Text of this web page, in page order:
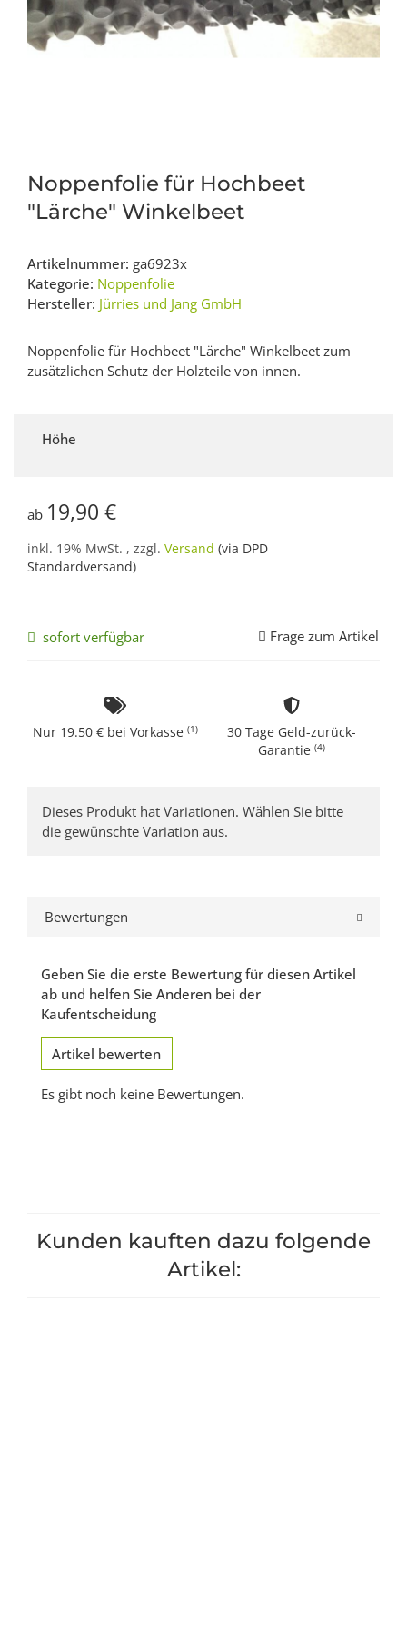
Noppenfolie für Hochbeet
"Lärche" Winkelbeet
Artikelnummer: ga6923x
Kategorie: Noppenfolie
Hersteller: Jürries und Jang GmbH
Noppenfolie für Hochbeet "Lärche" Winkelbeet zum
zusätzlichen Schutz der Holzteile von innen.
Höhe
ab 19,90 €
inkl. 19% MwSt. , zzgl. Versand (via DPD
Standardversand)
sofort verfügbar Frage zum Artikel
Nur 19.50 € bei Vorkasse (1)
30 Tage Geld-zurück-
Garantie (4)
x
Dieses Produkt hat Variationen. Wählen Sie bitte
die gewünschte Variation aus.
Bewertungen
Geben Sie die erste Bewertung für diesen Artikel
ab und helfen Sie Anderen bei der
Kaufentscheidung
Artikel bewerten
Es gibt noch keine Bewertungen.
Kunden kauften dazu folgende
Artikel: